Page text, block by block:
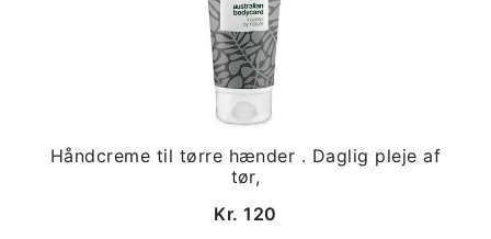
Håndcreme til tørre hænder . Daglig pleje af
tør,
Kr. 120